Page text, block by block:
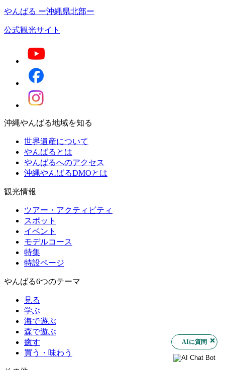
やんばる ー沖縄県北部ー
公式観光サイト
沖縄やんばる地域を知る
世界遺産について
やんばるとは
やんばるへのアクセス
沖縄やんばるDMOとは
観光情報
ツアー・アクティビティ
スポット
イベント
モデルコース
特集
特設ページ
やんばる6つのテーマ
見る
学ぶ
海で遊ぶ
森で遊ぶ
癒す
買う・味わう
AIに質問